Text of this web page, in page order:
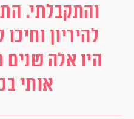
והתקבלתי.
להיריון
היו אלה שנים
אותי